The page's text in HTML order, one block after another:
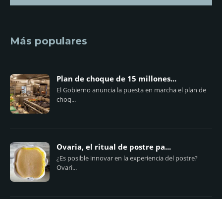
Más populares
Plan de choque de 15 millones...
El Gobierno anuncia la puesta en marcha el plan de
choq...
Ovaria, el ritual de postre pa...
¿Es posible innovar en la experiencia del postre?
Ovari...